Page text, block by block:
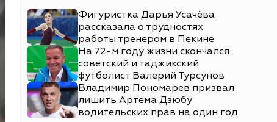
Фигуристка Дарья Усачёва
рассказала о трудностях
работы тренером в Пекине
На 72-м году жизни скончался
советский и таджикский
футболист Валерий Турсунов
Владимир Пономарев призвал
лишить Артема Дзюбу
водительских прав на один год